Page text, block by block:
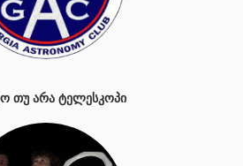
ᲗᲣ ᲐᲠᲐ ᲢᲔᲚᲔᲡᲙᲝᲞᲘ